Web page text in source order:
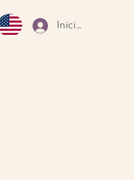
Iniciar sesión